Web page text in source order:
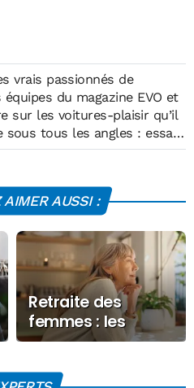
vrais passionnés de
du magazine EVO et
sur les voitures-plaisir qu’il
tous les angles : essais,
AIMER AUSSI :
Retraite des
femmes : les
avancées 2026
corriger des